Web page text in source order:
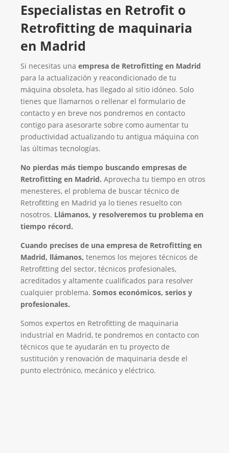
Especialistas en Retrofit o
Retrofitting de maquinaria
en Madrid
Si necesitas una empresa de Retrofitting en Madrid
para la actualización y reacondicionado de tu
máquina obsoleta, has llegado al sitio idóneo. Solo
tienes que llamarnos o rellenar el formulario de
contacto y en breve nos pondremos en contacto
contigo para asesorarte sobre como aumentar tu
productividad actualizando tu antigua máquina con
las últimas tecnologías.
No pierdas más tiempo buscando empresas de
Retrofitting en Madrid. Aprovecha tu tiempo en otros
menesteres, el problema de buscar técnico de
Retrofitting en Madrid ya lo tienes resuelto con
nosotros. Llámanos, y resolveremos tu problema en
tiempo récord.
Cuando precises de una empresa de Retrofitting en
Madrid, llámanos, tenemos los mejores técnicos de
Retrofitting del sector, técnicos profesionales,
acreditados y altamente cualificados para resolver
cualquier problema. Somos económicos, serios y
profesionales.
Somos expertos en Retrofitting de maquinaria
industrial en Madrid, te pondremos en contacto con
técnicos que te ayudarán en tu proyecto de
sustitución y renovación de maquinaria desde el
punto electrónico, mecánico y eléctrico.